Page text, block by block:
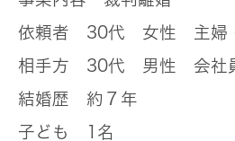
依頼者 30代 女性 主婦
相手方 30代 男性 会社
結婚歴 約７年
子ども 1名